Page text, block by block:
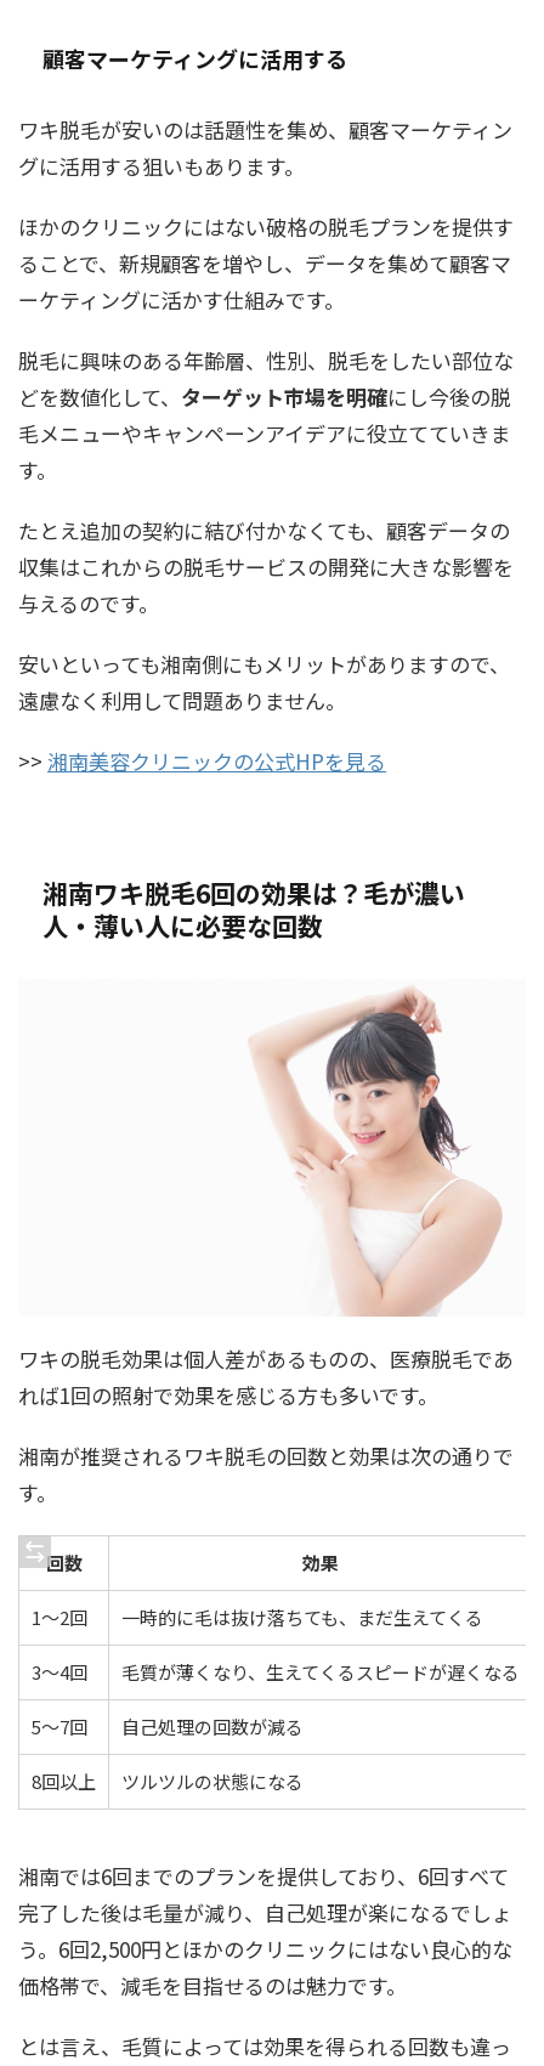
顧客マーケティングに活用する
ワキ脱毛が安いのは話題性を集め、顧客マーケティン
グに活用する狙いもあります。
ほかのクリニックにはない破格の脱毛プランを提供す
ることで、新規顧客を増やし、データを集めて顧客マ
ーケティングに活かす仕組みです。
脱毛に興味のある年齢層、性別、脱毛をしたい部位な
どを数値化して、 ターゲット市場を明確にし今後の脱
毛メニューやキャンペーンアイデアに役立てていきま
す。
たとえ追加の契約に結び付かなくても、顧客データの
収集はこれからの脱毛サービスの開発に大きな影響を
与えるのです。
安いといっても湘南側にもメリットがありますので、
遠慮なく利用して問題ありません。
>> 湘南美容クリニックの公式HPを見る
湘南ワキ脱毛6回の効果は？毛が濃い
人・薄い人に必要な回数
ワキの脱毛効果は個人差があるものの、医療脱毛であ
れば1回の照射で効果を感じる方も多いです。
湘南が推奨されるワキ脱毛の回数と効果は次の通りで
す。
回数 効果
1〜2回 一時的に毛は抜け落ちても、まだ生えてくる
3〜4回 毛質が薄くなり、生えてくるスピードが遅くなる
5〜7回 自己処理の回数が減る
8回以上 ツルツルの状態になる
湘南では6回までのプランを提供しており、6回すべて
完了した後は毛量が減り、自己処理が楽になるでしょ
う。6回2,500円とほかのクリニックにはない良心的な
価格帯で、減毛を目指せるのは魅力です。
とは言え、毛質によっては効果を得られる回数も違っ